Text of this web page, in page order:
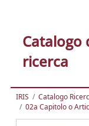
Catalogo
ricerca
IRIS Catalogo
02a Capitolo o